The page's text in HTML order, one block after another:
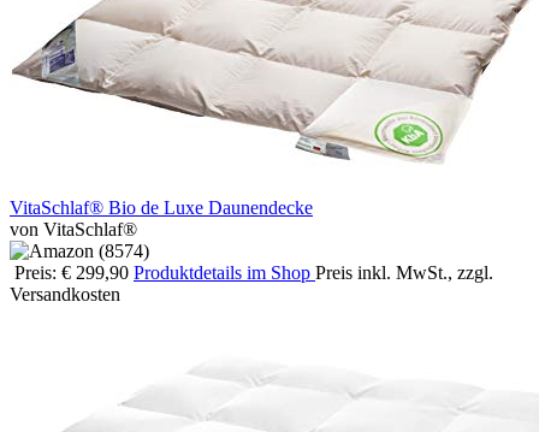
VitaSchlaf® Bio de Luxe Daunendecke
von VitaSchlaf®
Preis: € 299,90 Produktdetails im Shop Preis inkl. MwSt., zzgl.
Versandkosten